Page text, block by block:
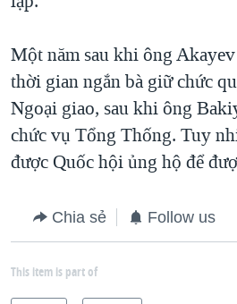
Một năm sau khi ông
thời gian ngắn bà giữ chức
Ngoại giao, sau khi ông
chức vụ Tổng Thống. Tuy
được Quốc hội ủng hộ để
Chia sẻ Follow us
This item is part of